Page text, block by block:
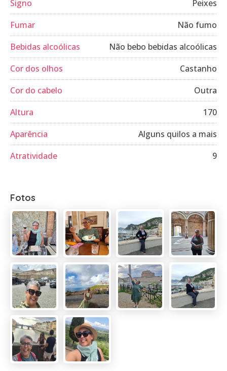
Signo
Peixes
Fumar
Não fumo
Bebidas alcoólicas
Não bebo bebidas alcoólicas
Cor dos olhos
Castanho
Cor do cabelo
Outra
Altura
170
Aparência
Alguns quilos a mais
Atratividade
9
Fotos